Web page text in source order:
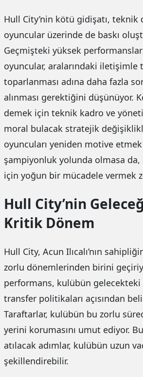
Hull City’nin kötü gidişatı, teknik
oyuncular üzerinde de baskı
Geçmişteki yüksek
oyuncular, aralarındaki iletişimle
toparlanması adına daha fazla
alınması gerektiğini düşünüyor.
demek için teknik kadro ve
moral bulacak stratejik
oyuncuları yeniden motive etmek
şampiyonluk yolunda olmasa
için yoğun bir mücadele vermek
Hull City’nin
Kritik Dönem
Hull City, Acun Ilıcalı’nın
zorlu dönemlerinden birini
performans, kulübün
transfer politikaları açısından
Taraftarlar, kulübün bu zorlu
yerini korumasını umut ediyor.
atılacak adımlar, kulübün uzun
şekillendirebilir.